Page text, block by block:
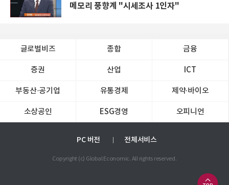
메모리 풍향계 "시세조사 1인자"
글로벌비즈 종합 금융
증권 산업 ICT
부동산·공기업 유통경제 제약∙바이오
소상공인 ESG경영 오피니언
PC 버전 전체서비스
Copyright (c) Global Economic. All rights reserved.